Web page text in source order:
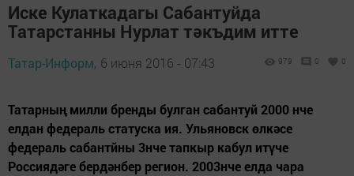
Иске Кулаткадагы Сабантуйда
Татарстанны Нурлат тәкъдим итте
Татар-Информ, 6 июня 2016 - 07:43 979 0 0
Татарның милли бренды булган сабантуй 2000 нче
елдан федераль статуска ия. Ульяновск өлкәсе
федераль сабантйны 3нче тапкыр кабул итүче
Россиядәге бердәнбер регион. 2003нче елда чара